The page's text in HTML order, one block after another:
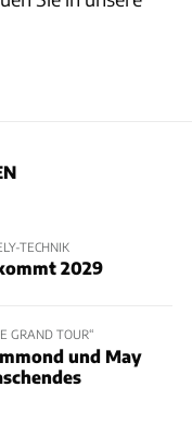
TECHNIK
2029
GRAND TOUR“
und May